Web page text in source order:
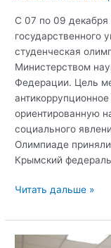
С 07 по 09 декабря
государственного
студенческая
Министерством
Федерации. Цель
ориентированную
социального
Олимпиаде
Крымский
Студенческий
патруль»
КФУ
Читать дальше »